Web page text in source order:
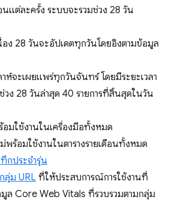
นแต่ละครั้ง ระบบจะรวมช่วง 28 วัน
อง 28 วันจะอัปเดตทุกวันโดยอิงตามข้อมูล
ห์จะเผยแพร่ทุกวันจันทร์ โดยมีระยะเวลา
วง 28 วันล่าสุด 40 รายการที่สิ้นสุดในวัน
มใช้งานในเครื่องมือทั้งหมด
ม่พร้อมใช้งานในตารางรายเดือนทั้งหมด
กประจำรุ่น
ลุ่ม URL ที่ให้ประสบการณ์การใช้งานที่
ล Core Web Vitals ที่รวบรวมตามกลุ่ม